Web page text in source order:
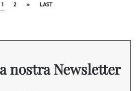
1 2 » LAST
nostra Newsletter